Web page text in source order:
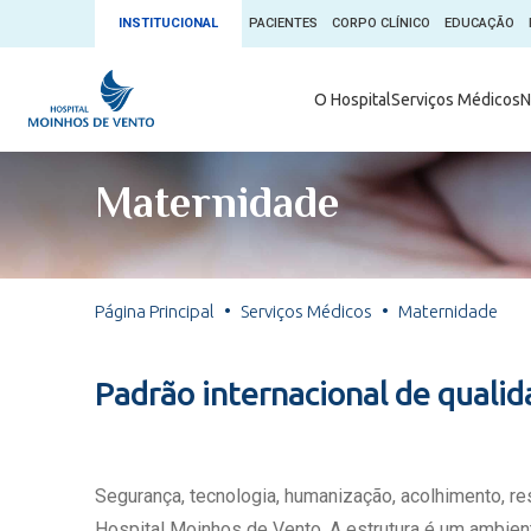
INSTITUCIONAL PACIENTES CORPO CLÍNICO EDUCAÇÃO
O HospitalServiços Médicos
Serviços Médicos
Núcleos e Especialidades
Exames
Fale com o Moinhos
Seu Médico
Ambulatório
Comitê de
Conheça
Blog Saúde
Convênios
Doação de
Escritório
Maternidade
Página Principal Serviços Médicos Maternidade
Padrão internacional de
Segurança, tecnologia, humanização, acolhimento,